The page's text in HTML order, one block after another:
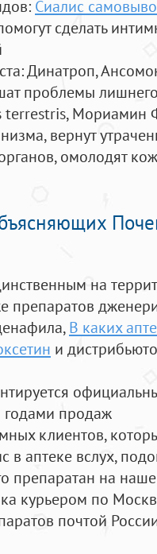
Сиалис
сделать
: Динатроп,
проблемы
terrestris, Мориамин
вернут
омолодят
на
препаратов
, В каких
и
годами продаж
клиентов,
в аптеке вслух,
препаратан на
курьером по
почтой